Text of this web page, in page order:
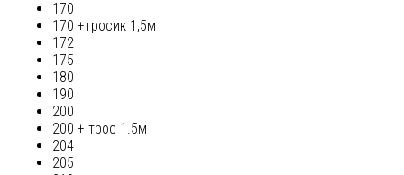
170
170 +тросик 1,5м
172
175
180
190
200
200 + трос 1.5м
204
205